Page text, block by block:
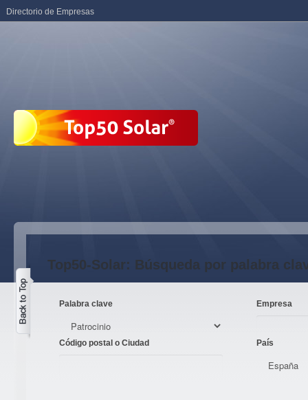
Top50-Solar: Búsqueda por palabra
Palabra clave Empresa
Código postal o Ciudad País
Directorio de Empresas